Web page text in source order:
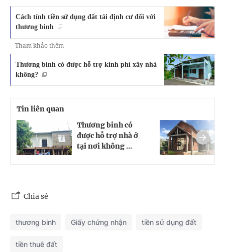
Cách tính tiền sử dụng đất tái định cư đối với
thương binh
Tham khảo thêm
Thương binh có được hỗ trợ kinh phí xây nhà
không?
Tin liên quan
Thương binh có
được hỗ trợ nhà ở
tại nơi không ...
Chia sẻ
thương binh Giấy chứng nhận tiền sử dụng đất
tiền thuê đất